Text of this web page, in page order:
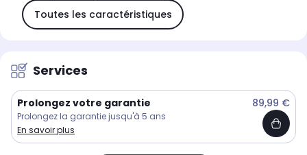
Toutes les caractéristiques
Services
Prolongez votre garantie 89,99 €
Prolongez la garantie jusqu'à 5 ans
En savoir plus